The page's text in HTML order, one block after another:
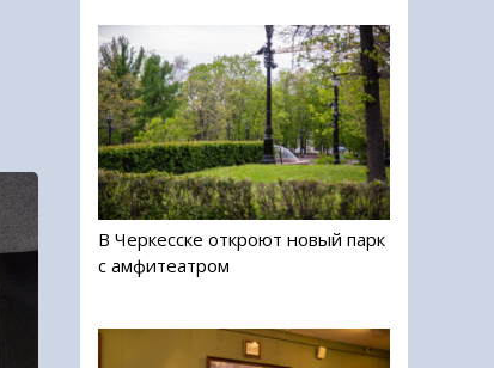
В Черкесске откроют новый парк
с амфитеатром